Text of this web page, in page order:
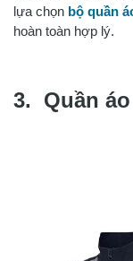
lựa chọn bộ quần
hoàn toàn hợp lý.
3. Quần